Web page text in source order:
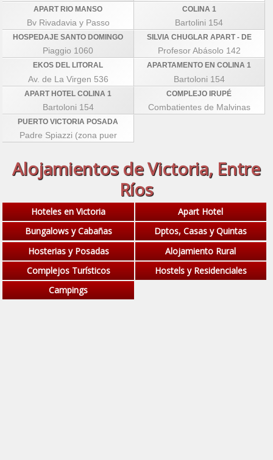
APART RIO MANSO
Bv Rivadavia y Passo
COLINA 1
Bartolini 154
HOSPEDAJE SANTO DOMINGO
Piaggio 1060
SILVIA CHUGLAR APART - DE
Profesor Abásolo 142
EKOS DEL LITORAL
Av. de La Virgen 536
APARTAMENTO EN COLINA 1
Bartoloni 154
APART HOTEL COLINA 1
Bartoloni 154
COMPLEJO IRUPÉ
Combatientes de Malvinas
PUERTO VICTORIA POSADA
Padre Spiazzi (zona puer
Alojamientos de Victoria, Entre
Ríos
Hoteles en Victoria
Apart Hotel
Bungalows y Cabañas
Dptos, Casas y Quintas
Hosterias y Posadas
Alojamiento Rural
Complejos Turísticos
Hostels y Residenciales
Campings